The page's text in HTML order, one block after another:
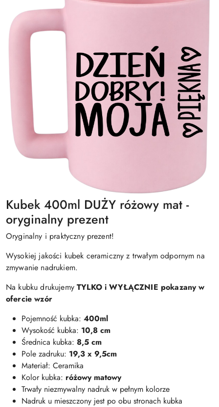
Kubek 400ml DUŻY różowy mat -
oryginalny prezent
Oryginalny i praktyczny prezent!
Wysokiej jakości kubek ceramiczny z trwałym odpornym na
zmywanie nadrukiem.
Na kubku drukujemyTYLKO i WYŁĄCZNIE pokazany w
ofercie wzór
Pojemność kubka: 400ml
Wysokość kubka: 10,8 cm
Średnica kubka: 8,5 cm
Pole zadruku: 19,3 x 9,5cm
Materiał: Ceramika
Kolor kubka: różowy matowy
Trwały niezmywalny nadruk w pełnym kolorze
Nadruk u mieszczony jest po obu stronach kubka